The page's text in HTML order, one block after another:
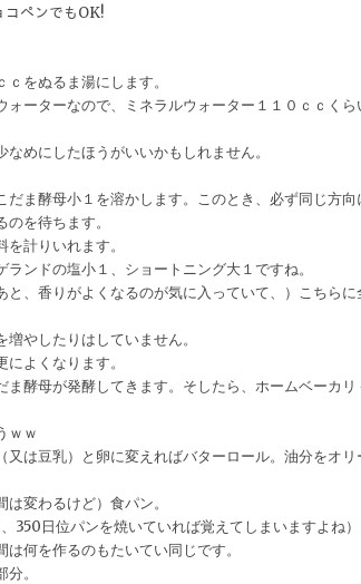
ペンでもOK!
をぬるま湯にします。
ォーターなので、ミネラルウォーター１１０ｃｃく
めにしたほうがいいかもしれません。
ま酵母小１を溶かします。このとき、必ず同じ方向
を待ちます。
計りいれます。
ンドの塩小１、ショートニング大１ですね。
と、香りがよくなるのが気に入っていて、）こちら
やしたりはしていません。
よくなります。
ま酵母が発酵してきます。そしたら、ホームベーカ
ｗｗ
又は豆乳）と卵に変えればバターロール。油分をオ
変わるけど）食パン。
350日位パンを焼いていれば覚えてしまいますよね）
何を作るのもたいてい同じです。
。